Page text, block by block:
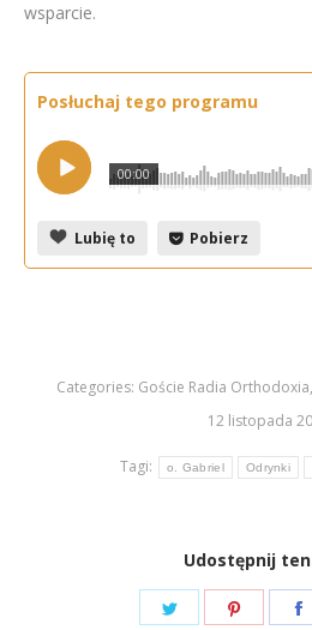
wsparcie.
Posłuchaj tego programu
00:00
Lubię to Pobierz
Categories: Goście Radia Orthodoxia,
12 listopada
Tagi: o. Gabriel Odrynki
Udostępnij
Share
Share